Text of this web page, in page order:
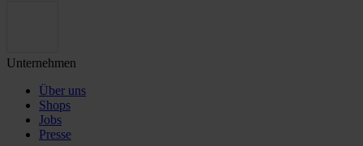
Unternehmen
Über uns
Shops
Jobs
Presse